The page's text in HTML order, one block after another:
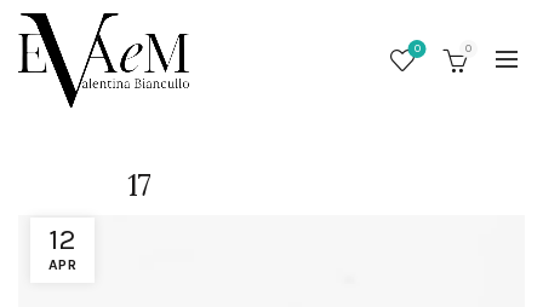
0 0
12
APR
17